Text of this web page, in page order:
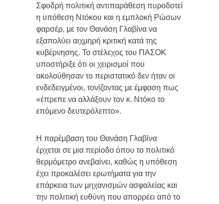
Σφοδρή πολιτική αντιπαράθεση πυροδοτεί
η υπόθεση Ντόκου και η εμπλοκή Ρώσων
φαρσέρ, με τον Θανάση Γλαβίνα να
εξαπολύει αιχμηρή κριτική κατά της
κυβέρνησης. Το στέλεχος του ΠΑΣΟΚ
υποστήριξε ότι οι χειρισμοί που
ακολούθησαν το περιστατικό δεν ήταν οι
ενδεδειγμένοι, τονίζοντας με έμφαση πως
«έπρεπε να αλλάξουν τον κ. Ντόκο το
επόμενο δευτερόλεπτο».
Η παρέμβαση του Θανάση Γλαβίνα
έρχεται σε μια περίοδο όπου το πολιτικό
θερμόμετρο ανεβαίνει, καθώς η υπόθεση
έχει προκαλέσει ερωτήματα για την
επάρκεια των μηχανισμών ασφαλείας και
την πολιτική ευθύνη που απορρέει από το